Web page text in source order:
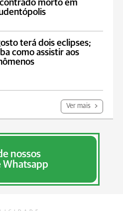
morto em
terá dois eclipses;
como assistir aos
Ver mais
nossos
Whatsapp